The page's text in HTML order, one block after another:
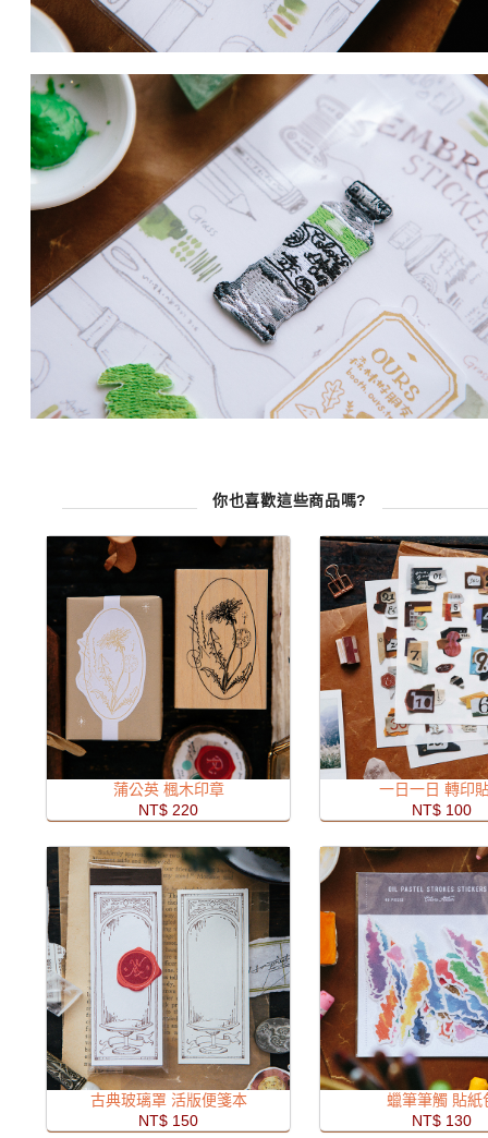
你也喜歡這些商品嗎?
蒲公英 楓木印章
NT$ 220
一日一日 轉印
NT$ 100
古典玻璃罩 活版便箋本
NT$ 150
蠟筆筆觸 貼紙
NT$ 130